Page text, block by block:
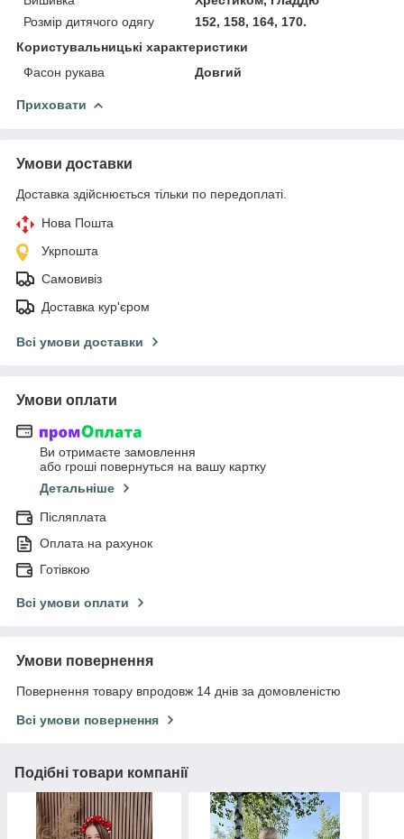
Розмір дитячого одягу
152, 158, 164, 170.
Користувальницькі характеристики
Фасон рукава
Довгий
Приховати
Умови доставки
Доставка здійснюється тільки по передоплаті.
Нова Пошта
Укрпошта
Самовивіз
Доставка кур'єром
Всі умови доставки
Умови оплати
Ви отримаєте замовлення
або гроші повернуться на вашу картку
Детальніше
Післяплата
Оплата на рахунок
Готівкою
Всі умови оплати
Умови повернення
Повернення товару впродовж 14 днів за домовленістю
Всі умови повернення
Подібні товари компанії